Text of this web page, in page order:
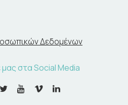
Δεδομένων
στα Social Media